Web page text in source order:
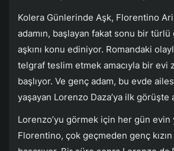
Kolera Günlerinde Aşk, Florentino
adamın, başlayan fakat sonu bir
aşkını konu ediniyor. Romandaki
telgraf teslim etmek amacıyla bir evi
başlıyor. Ve genç adam, bu evde
yaşayan Lorenzo Daza’ya ilk görüşte
Lorenzo’yu görmek için her gün evin
Florentino, çok geçmeden genç